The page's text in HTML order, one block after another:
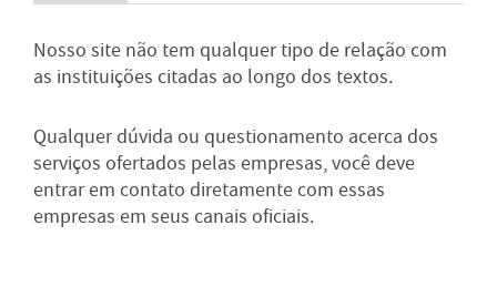
Nosso site não tem qualquer tipo de relação com
as instituições citadas ao longo dos textos.
Qualquer dúvida ou questionamento acerca dos
serviços ofertados pelas empresas, você deve
entrar em contato diretamente com essas
empresas em seus canais oficiais.